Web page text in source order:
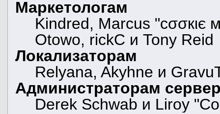
Маркетологам
Kindred, Marcus "cσσкιє
Otowo, rickC и Tony Reid
Локализаторам
Relyana, Akyhne и
Администраторам
Derek Schwab и Liroy